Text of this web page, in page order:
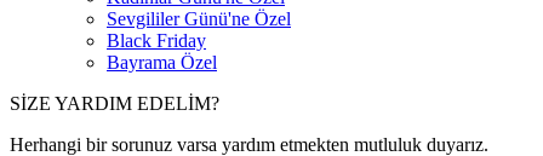
Sevgililer Günü'ne Özel
Black Friday
Bayrama Özel
SİZE YARDIM EDELİM?
Herhangi bir sorunuz varsa yardım etmekten mutluluk duyarız.